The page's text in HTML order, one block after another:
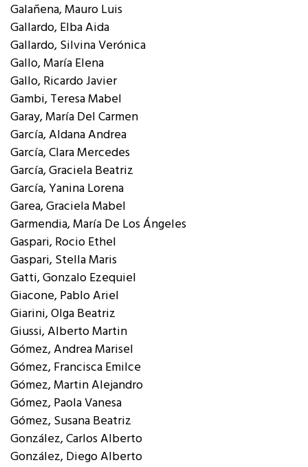
Galañena, Mauro Luis
Gallardo, Elba Aida
Gallardo, Silvina Verónica
Gallo, María Elena
Gallo, Ricardo Javier
Gambi, Teresa Mabel
Garay, María Del Carmen
García, Aldana Andrea
García, Clara Mercedes
García, Graciela Beatriz
García, Yanina Lorena
Garea, Graciela Mabel
Garmendia, María De Los Ángeles
Gaspari, Rocio Ethel
Gaspari, Stella Maris
Gatti, Gonzalo Ezequiel
Giacone, Pablo Ariel
Giarini, Olga Beatriz
Giussi, Alberto Martin
Gómez, Andrea Marisel
Gómez, Francisca Emilce
Gómez, Martin Alejandro
Gómez, Paola Vanesa
Gómez, Susana Beatriz
González, Carlos Alberto
González, Diego Alberto